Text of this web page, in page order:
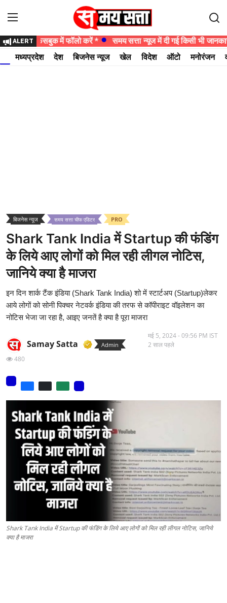
Login Register
ऑटो
मनोरंजन
वीडियो
लाइफ स्टाइल
धर्म
मेरा लेख - एक नई पहचान
टेक
टिप्पणी - एक नया लेख
हिन्दी
ALERT
न्यूज को फेसबुक में फॉलो करें * समय सत्ता न्यूज में दी गई किसी भी
मध्यप्रदेश देश बिजनेस न्यूज खेल विदेश ऑटो मनोरंजन
बिजनेस न्यूज समय सत्ता चीफ एडिटर PRO
Shark Tank India में Startup की फंडिंग
के लिये आए लोगों को मिल रही लीगल नोटिस,
जानिये क्या है माजरा
इन दिन शार्क टैंक इंडिया (Shark Tank India) शो में स्टार्टअप (Startup)लेकर
आये लोगों को सोनी पिक्चर नेटवर्क इंडिया की तरफ से कॉपीराइट वॉइलेशन का
नोटिस भेजा जा रहा है, आइए जनतें है क्या है पूरा माजरा
Samay Satta Admin
मई 5, 2024 - 09:56 PM IST
2 साल पहले
480
Shark Tank India में Startup की फंडिंग के लिये आए लोगों को मिल रही लीगल नोटिस, जानिये
क्या है माजरा